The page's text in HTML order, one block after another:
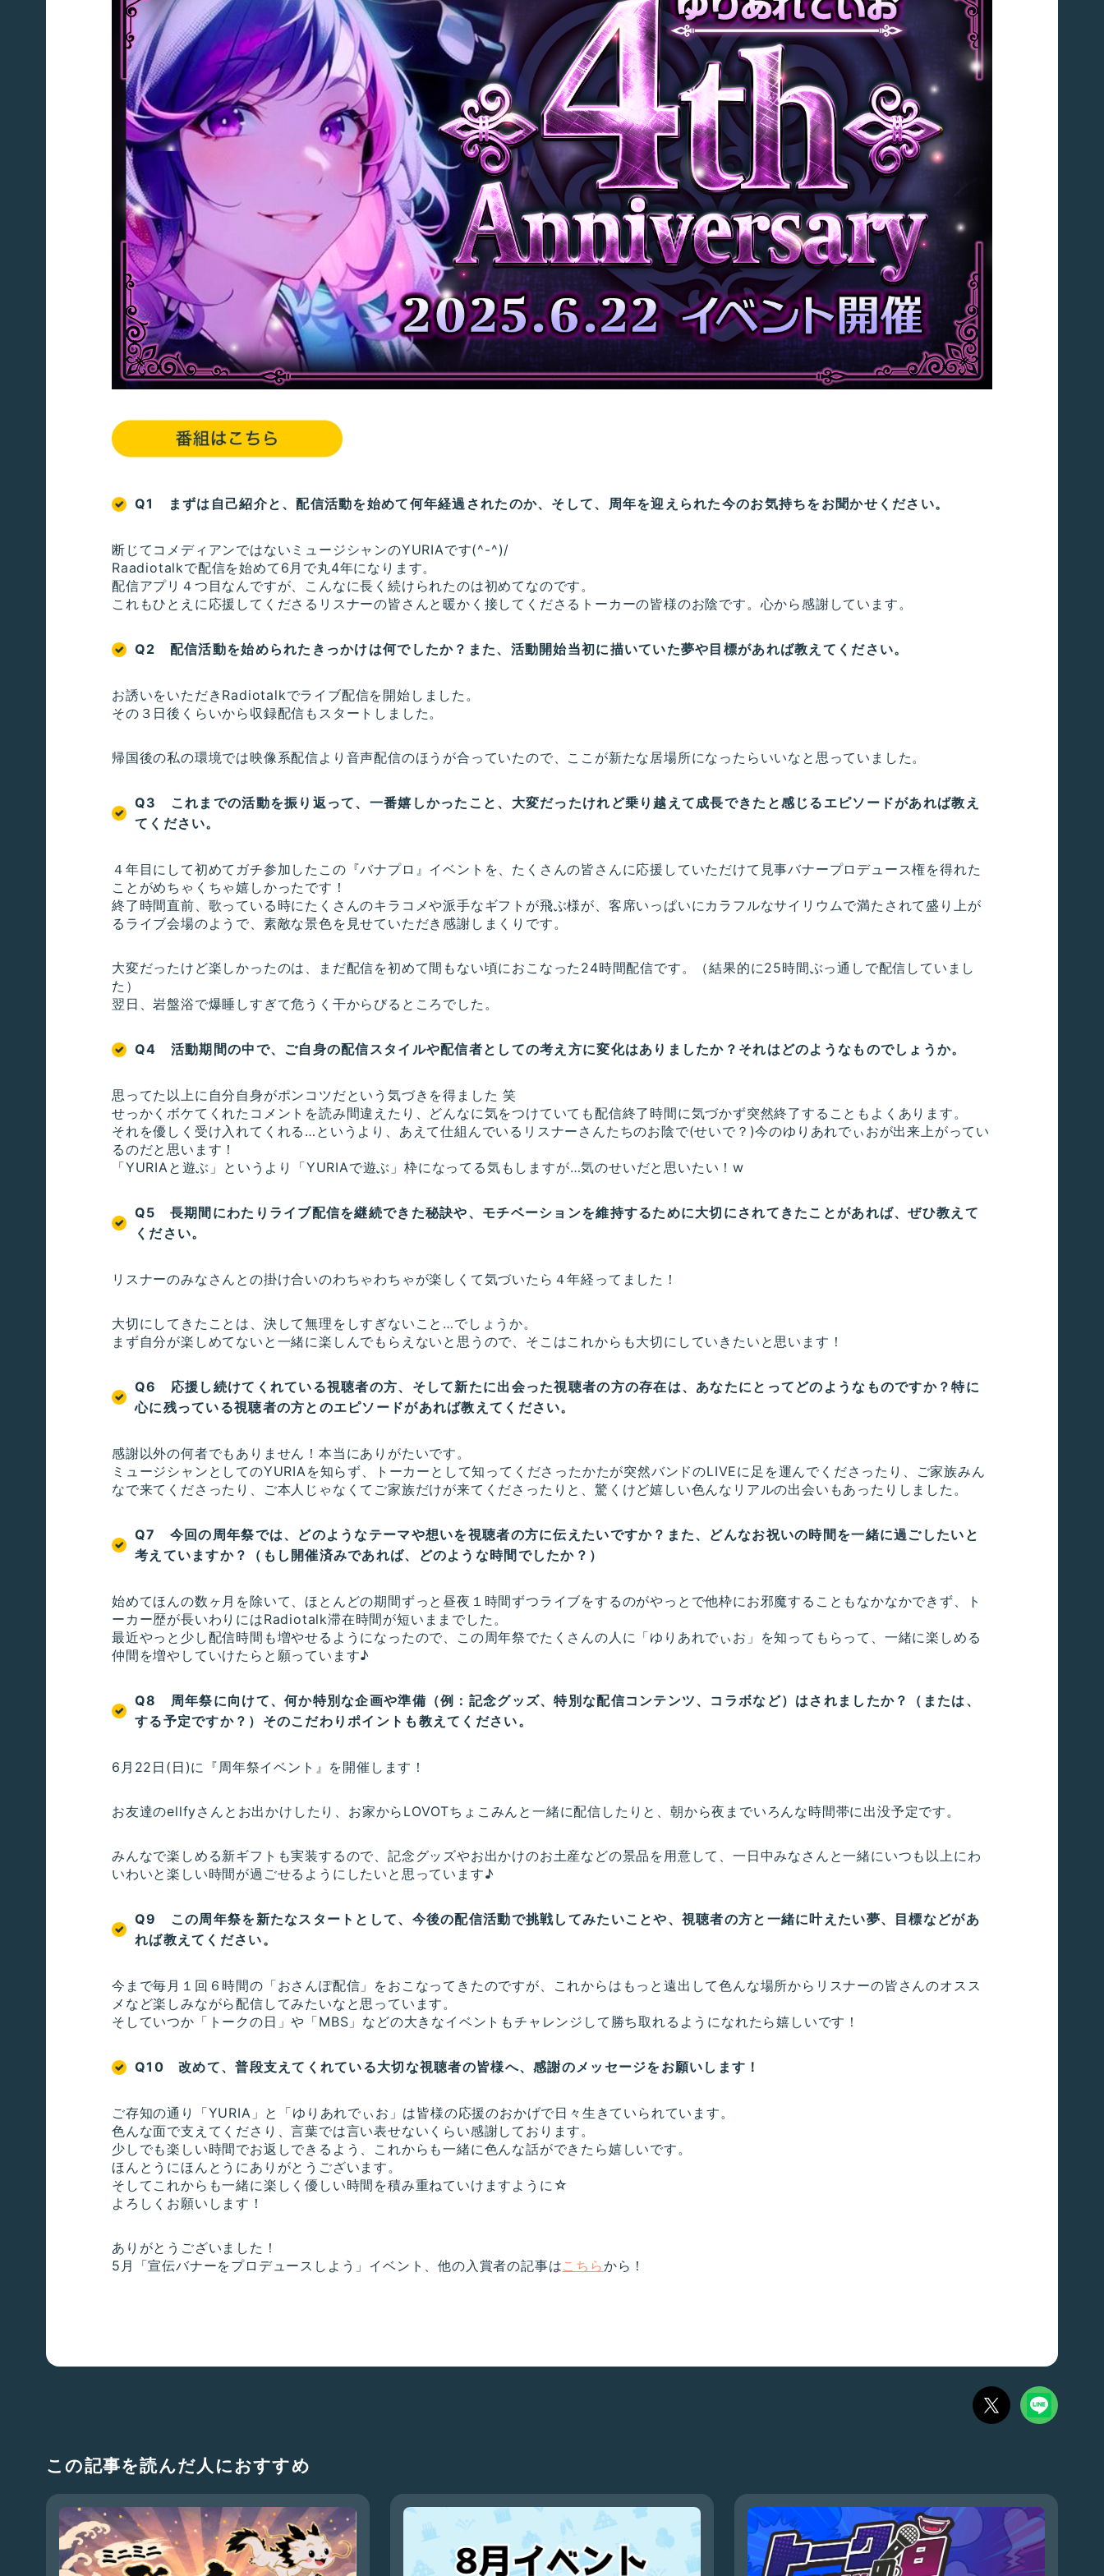
Q1 まずは自己紹介と、配信活動を始めて何年経過されたのか、そして、周年を迎えられた今のお気持ちをお聞かせください。
断じてコメディアンではないミュージシャンのYURIAです(^-^)/
Raadiotalkで配信を始めて6月で丸4年になります。
配信アプリ４つ目なんですが、こんなに長く続けられたのは初めてなのです。
これもひとえに応援してくださるリスナーの皆さんと暖かく接してくださるトーカーの皆様のお陰です。心から感謝しています。
Q2 配信活動を始められたきっかけは何でしたか？また、活動開始当初に描いていた夢や目標があれば教えてください。
お誘いをいただきRadiotalkでライブ配信を開始しました。
その３日後くらいから収録配信もスタートしました。
帰国後の私の環境では映像系配信より音声配信のほうが合っていたので、ここが新たな居場所になったらいいなと思っていました。
Q3 これまでの活動を振り返って、一番嬉しかったこと、大変だったけれど乗り越えて成長できたと感じるエピソードがあれば教え
てください。
４年目にして初めてガチ参加したこの『バナプロ』イベントを、たくさんの皆さんに応援していただけて見事バナープロデュース権を得れた
ことがめちゃくちゃ嬉しかったです！
終了時間直前、歌っている時にたくさんのキラコメや派手なギフトが飛ぶ様が、客席いっぱいにカラフルなサイリウムで満たされて盛り上が
るライブ会場のようで、素敵な景色を見せていただき感謝しまくりです。
大変だったけど楽しかったのは、まだ配信を初めて間もない頃におこなった24時間配信です。（結果的に25時間ぶっ通しで配信していまし
た）
翌日、岩盤浴で爆睡しすぎて危うく干からびるところでした。
Q4 活動期間の中で、ご自身の配信スタイルや配信者としての考え方に変化はありましたか？それはどのようなものでしょうか。
思ってた以上に自分自身がポンコツだという気づきを得ました 笑
せっかくボケてくれたコメントを読み間違えたり、どんなに気をつけていても配信終了時間に気づかず突然終了することもよくあります。
それを優しく受け入れてくれる…というより、あえて仕組んでいるリスナーさんたちのお陰で(せいで？)今のゆりあれでぃおが出来上がってい
るのだと思います！
「YURIAと遊ぶ」というより「YURIAで遊ぶ」枠になってる気もしますが…気のせいだと思いたい！w
Q5 長期間にわたりライブ配信を継続できた秘訣や、モチベーションを維持するために大切にされてきたことがあれば、ぜひ教えて
ください。
リスナーのみなさんとの掛け合いのわちゃわちゃが楽しくて気づいたら４年経ってました！
大切にしてきたことは、決して無理をしすぎないこと…でしょうか。
まず自分が楽しめてないと一緒に楽しんでもらえないと思うので、そこはこれからも大切にしていきたいと思います！
Q6 応援し続けてくれている視聴者の方、そして新たに出会った視聴者の方の存在は、あなたにとってどのようなものですか？特に
心に残っている視聴者の方とのエピソードがあれば教えてください。
感謝以外の何者でもありません！本当にありがたいです。
ミュージシャンとしてのYURIAを知らず、トーカーとして知ってくださったかたが突然バンドのLIVEに足を運んでくださったり、ご家族みん
なで来てくださったり、ご本人じゃなくてご家族だけが来てくださったりと、驚くけど嬉しい色んなリアルの出会いもあったりしました。
Q7 今回の周年祭では、どのようなテーマや想いを視聴者の方に伝えたいですか？また、どんなお祝いの時間を一緒に過ごしたいと
考えていますか？（もし開催済みであれば、どのような時間でしたか？）
始めてほんの数ヶ月を除いて、ほとんどの期間ずっと昼夜１時間ずつライブをするのがやっとで他枠にお邪魔することもなかなかできず、ト
ーカー歴が長いわりにはRadiotalk滞在時間が短いままでした。
最近やっと少し配信時間も増やせるようになったので、この周年祭でたくさんの人に「ゆりあれでぃお」を知ってもらって、一緒に楽しめる
仲間を増やしていけたらと願っています♪
Q8 周年祭に向けて、何か特別な企画や準備（例：記念グッズ、特別な配信コンテンツ、コラボなど）はされましたか？（または、
する予定ですか？）そのこだわりポイントも教えてください。
6月22日(日)に『周年祭イベント』を開催します！
お友達のellfyさんとお出かけしたり、お家からLOVOTちょこみんと一緒に配信したりと、朝から夜までいろんな時間帯に出没予定です。
みんなで楽しめる新ギフトも実装するので、記念グッズやお出かけのお土産などの景品を用意して、一日中みなさんと一緒にいつも以上にわ
いわいと楽しい時間が過ごせるようにしたいと思っています♪
Q9 この周年祭を新たなスタートとして、今後の配信活動で挑戦してみたいことや、視聴者の方と一緒に叶えたい夢、目標などがあ
れば教えてください。
今まで毎月１回６時間の「おさんぽ配信」をおこなってきたのですが、これからはもっと遠出して色んな場所からリスナーの皆さんのオスス
メなど楽しみながら配信してみたいなと思っています。
そしていつか「トークの日」や「MBS」などの大きなイベントもチャレンジして勝ち取れるようになれたら嬉しいです！
Q10 改めて、普段支えてくれている大切な視聴者の皆様へ、感謝のメッセージをお願いします！
ご存知の通り「YURIA」と「ゆりあれでぃお」は皆様の応援のおかげで日々生きていられています。
色んな面で支えてくださり、言葉では言い表せないくらい感謝しております。
少しでも楽しい時間でお返しできるよう、これからも一緒に色んな話ができたら嬉しいです。
ほんとうにほんとうにありがとうございます。
そしてこれからも一緒に楽しく優しい時間を積み重ねていけますように☆
よろしくお願いします！
ありがとうございました！
5月「宣伝バナーをプロデュースしよう」イベント、他の入賞者の記事はこちらから！
この記事を読んだ人におすすめ